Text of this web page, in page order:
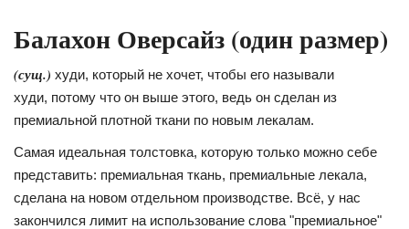
Балахон Оверсайз (один размер)
(сущ.) худи, который не хочет, чтобы его называли
худи, потому что он выше этого, ведь он сделан из
премиальной плотной ткани по новым лекалам.
Самая идеальная толстовка, которую только можно себе
представить: премиальная ткань, премиальные лекала,
сделана на новом отдельном производстве. Всё, у нас
закончился лимит на использование слова "премиальное"